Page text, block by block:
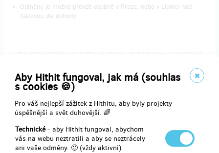
Aby Hithit fungoval, jak má (souhlas
s cookies 🍪)
Pro váš nejlepší zážitek z Hithitu, aby byly projekty
úspěšnější a svět duhovější. 🌈
Technické- aby Hithit fungoval, abychom
vás na webu neztratili a aby se neztrácely
ani vaše odměny. 🙂 (vždy aktivní)
Odměnu je možné převzít osobně v Praze, nebo v Lipnici nad
Sázavou dle dohody.
Doručení odměny: na poštovní adresu, do čtvrt roku po ukončení
500 Kč
Přítel projektu - knižní publikace Jan Zrzavý a
Bohuslav Martinů (poštou)